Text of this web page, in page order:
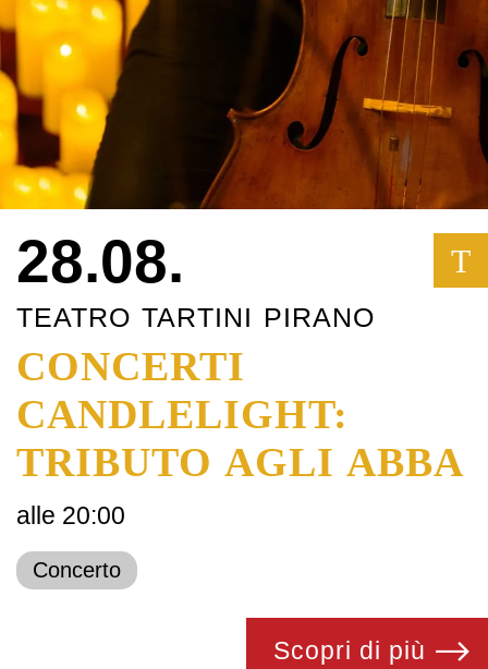
28.08. T
TEATRO TARTINI PIRANO
CONCERTI
CANDLELIGHT:
TRIBUTO AGLI ABBA
alle 20:00
Concerto
Scopri di più